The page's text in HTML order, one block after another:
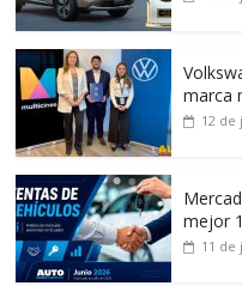
marca
12 de
mejor
11 de